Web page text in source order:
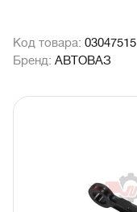
Код товара: 03047515
Бренд: АВТОВАЗ